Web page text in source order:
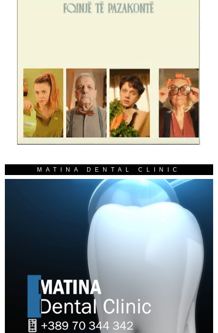
MATINA DENTAL CLINIC